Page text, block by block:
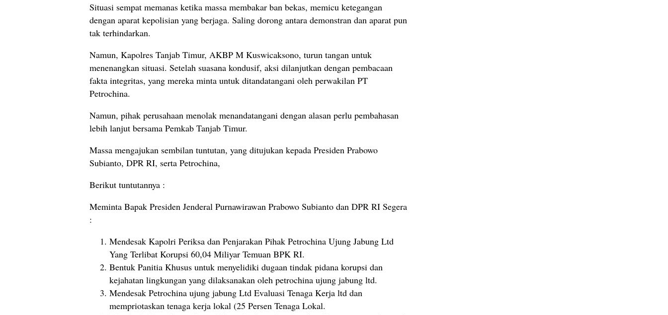
Situasi sempat memanas ketika massa membakar ban bekas, memicu ketegangan
dengan aparat kepolisian yang berjaga. Saling dorong antara demonstran dan aparat pun
tak terhindarkan.
Namun, Kapolres Tanjab Timur, AKBP M Kuswicaksono, turun tangan untuk
menenangkan situasi. Setelah suasana kondusif, aksi dilanjutkan dengan pembacaan
fakta integritas, yang mereka minta untuk ditandatangani oleh perwakilan PT
Petrochina.
Namun, pihak perusahaan menolak menandatangani dengan alasan perlu pembahasan
lebih lanjut bersama Pemkab Tanjab Timur.
Massa mengajukan sembilan tuntutan, yang ditujukan kepada Presiden Prabowo
Subianto, DPR RI, serta Petrochina,
Berikut tuntutannya :
Meminta Bapak Presiden Jenderal Purnawirawan Prabowo Subianto dan DPR RI Segera
:
Mendesak Kapolri Periksa dan Penjarakan Pihak Petrochina Ujung Jabung Ltd
Yang Terlibat Korupsi 60,04 Miliyar Temuan BPK RI.
Bentuk Panitia Khusus untuk menyelidiki dugaan tindak pidana korupsi dan
kejahatan lingkungan yang dilaksanakan oleh petrochina ujung jabung ltd.
Mendesak Petrochina ujung jabung Ltd Evaluasi Tenaga Kerja ltd dan
mempriotaskan tenaga kerja lokal (25 Persen Tenaga Lokal.